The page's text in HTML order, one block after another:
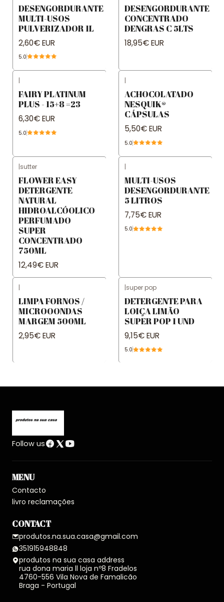
DESENGORDURANTE
MULTI-USOS
PULVERIZADOR 1L
2,60€ EUR
5.0
DESENGORDURANTE
CONCENTRADO
DENGRAS C 5LTS
18,95€ EUR
|
FAIRY PLATINUM
PLUS - 15+8 =23
6,30€ EUR
5.0
|
ACHOCOLATADO
NESQUIK®
CÁPSULAS
5,50€ EUR
5.0
|sutter
FLOWER EASY
DETERGENTE
NATURAL
HIDROALCÓOLICO
PERFUMADO
SUPER
CONCENTRADO
750ML
12,49€ EUR
|
MULTI-USOS
DESENGORDURANTE
5 LITROS
7,75€ EUR
5.0
|
LIMPA FORNOS /
MICROOONDAS
MARGEM 500ML
2,95€ EUR
|super pop
DETERGENTE PARA
LOIÇA LIMÃO
SUPER POP 1 UND
9,15€ EUR
5.0
Follow us
MENU
Contacto
livro reclamações
CONTACT
produtos.na.sua.casa@gmail.com
351915948848
produtos na sua casa address
rua dona maria ll loja nº8 Fradelos
4760-556 Vila Nova de Famalicão
Braga - Portugal